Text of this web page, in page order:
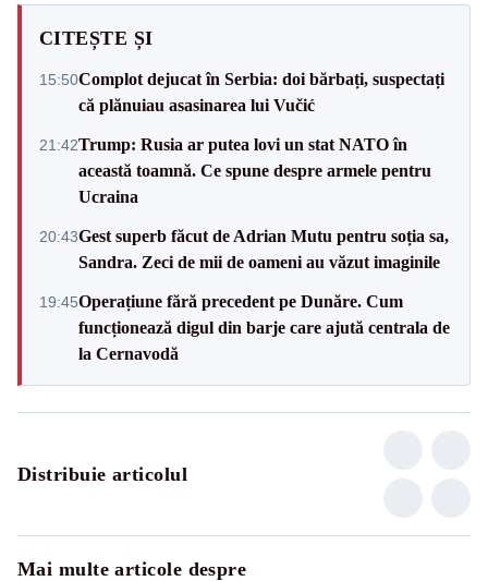
CITEȘTE ȘI
15:50Complot dejucat în Serbia: doi bărbați, suspectați
că plănuiau asasinarea lui Vučić
21:42Trump: Rusia ar putea lovi un stat NATO în
această toamnă. Ce spune despre armele pentru
Ucraina
20:43Gest superb făcut de Adrian Mutu pentru soția sa,
Sandra. Zeci de mii de oameni au văzut imaginile
19:45Operațiune fără precedent pe Dunăre. Cum
funcționează digul din barje care ajută centrala de
la Cernavodă
Distribuie articolul
Mai multe articole despre